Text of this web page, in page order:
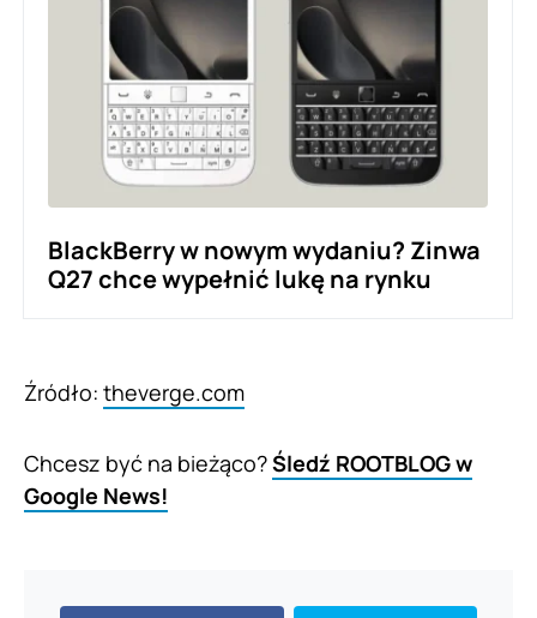
BlackBerry w nowym wydaniu? Zinwa
Q27 chce wypełnić lukę na rynku
Źródło: theverge.com
Chcesz być na bieżąco?Śledź ROOTBLOG w
Google News!